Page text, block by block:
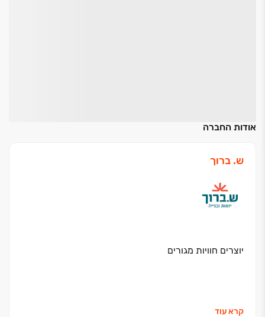
אודות החברה
ש. ברוך
יוצרים חוויות מגורים
קרא עוד